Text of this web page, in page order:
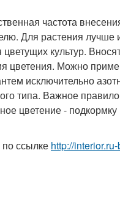
частота
Для растения лучше
культур.
цветения. Можно
исключительно
типа. Важное
цветение -
ссылке http://